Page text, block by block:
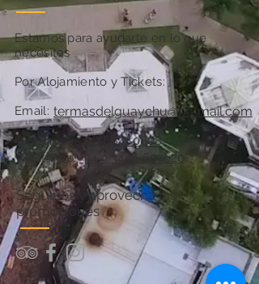
Estamos para ayudarte en lo que
necesites
Por Alojamiento y Tickets:
Email:
Teléfono:
+54 11 6841 0808
WhatsApp:+54 9 3446-607620
termasdelguaychu@hotmail.com
Seguinos y aprovechá las
promociones